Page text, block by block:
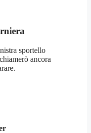
sportello
ancora